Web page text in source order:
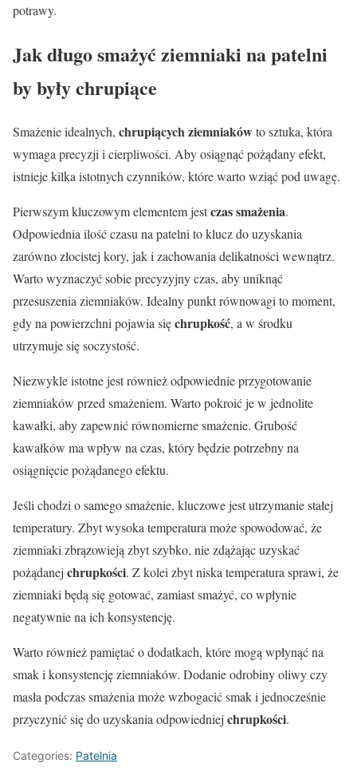
potrawy.
Jak długo smażyć ziemniaki na patelni
by były chrupiące
Smażenie idealnych, chrupiących ziemniakówto sztuka, która
wymaga precyzji i cierpliwości. Aby osiągnąć pożądany efekt,
istnieje kilka istotnych czynników, które warto wziąć pod uwagę.
Pierwszym kluczowym elementem jestczas smażenia.
Odpowiednia ilość czasu na patelni to klucz do uzyskania
zarówno złocistej kory, jak i zachowania delikatności wewnątrz.
Warto wyznaczyć sobie precyzyjny czas, aby uniknąć
przesuszenia ziemniaków. Idealny punkt równowagi to moment,
gdy na powierzchni pojawia sięchrupkość, a w środku
utrzymuje się soczystość.
Niezwykle istotne jest również odpowiednie przygotowanie
ziemniaków przed smażeniem. Warto pokroić je w jednolite
kawałki, aby zapewnić równomierne smażenie. Grubość
kawałków ma wpływ na czas, który będzie potrzebny na
osiągnięcie pożądanego efektu.
Jeśli chodzi o samego smażenie, kluczowe jest utrzymanie stałej
temperatury. Zbyt wysoka temperatura może spowodować, że
ziemniaki zbrązowieją zbyt szybko, nie zdążając uzyskać
pożądanej chrupkości. Z kolei zbyt niska temperatura sprawi, że
ziemniaki będą się gotować, zamiast smażyć, co wpłynie
negatywnie na ich konsystencję.
Warto również pamiętać o dodatkach, które mogą wpłynąć na
smak i konsystencję ziemniaków. Dodanie odrobiny oliwy czy
masła podczas smażenia może wzbogacić smak i jednocześnie
przyczynić się do uzyskania odpowiedniej chrupkości.
Categories: Patelnia